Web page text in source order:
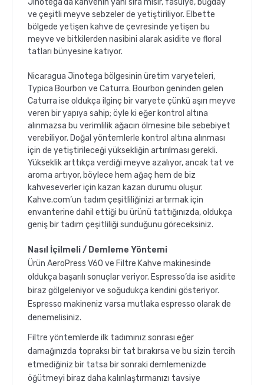
Jinotega’da kahvenin yanı sıra mısır, fasulye, buğday
ve çeşitli meyve sebzeler de yetiştiriliyor. Elbette
bölgede yetişen kahve de çevresinde yetişen bu
meyve ve bitkilerden nasibini alarak asidite ve floral
tatları bünyesine katıyor.
Nicaragua Jinotega bölgesinin üretim varyeteleri,
Typica Bourbon ve Caturra. Bourbon geninden gelen
Caturra ise oldukça ilginç bir varyete çünkü aşırı meyve
veren bir yapıya sahip; öyle ki eğer kontrol altına
alınmazsa bu verimlilik ağacın ölmesine bile sebebiyet
verebiliyor. Doğal yöntemlerle kontrol altına alınması
için de yetiştirileceği yüksekliğin artırılması gerekli.
Yükseklik arttıkça verdiği meyve azalıyor, ancak tat ve
aroma artıyor, böylece hem ağaç hem de biz
kahveseverler için kazan kazan durumu oluşur.
Kahve.com’un tadım çeşitliliğinizi artırmak için
envanterine dahil ettiği bu ürünü tattığınızda, oldukça
geniş bir tadım çeşitliliği sunduğunu göreceksiniz.
Nasıl İçilmeli / Demleme Yöntemi
Ürün AeroPress V60 ve Filtre Kahve makinesinde
oldukça başarılı sonuçlar veriyor. Espresso’da ise asidite
biraz gölgeleniyor ve soğudukça kendini gösteriyor.
Espresso makineniz varsa mutlaka espresso olarak de
denemelisiniz.
Filtre yöntemlerde ilk tadımınız sonrası eğer
damağınızda topraksı bir tat bırakırsa ve bu sizin tercih
etmediğiniz bir tatsa bir sonraki demlemenizde
öğütmeyi biraz daha kalınlaştırmanızı tavsiye